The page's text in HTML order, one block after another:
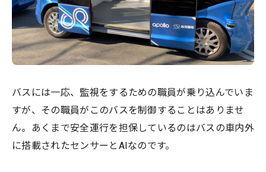
バスには一応、監視をするための職員が乗り込んでいま
すが、その職員がこのバスを制御することはありませ
ん。あくまで安全運行を担保しているのはバスの車内外
に搭載されたセンサーとAIなのです。